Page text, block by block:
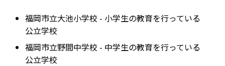
福岡市立大池小学校 - 小学生の教育を行っている
公立学校
福岡市立野間中学校 - 中学生の教育を行っている
公立学校